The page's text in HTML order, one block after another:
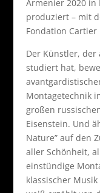
Armenier 2020 in
produziert – mit
Fondation Cartier
Der Künstler, der
studiert hat,
Montagetechnik
großen
Eisenstein. Und
Nature” auf den
aller Schönheit,
einstündige
klassischer